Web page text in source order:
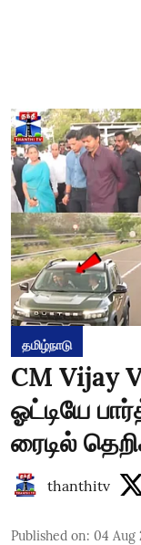
தமிழ்நாடு
CM Vijay
ஓட்டியே
ரைடில்
thanthitv
Published on: 04 Aug